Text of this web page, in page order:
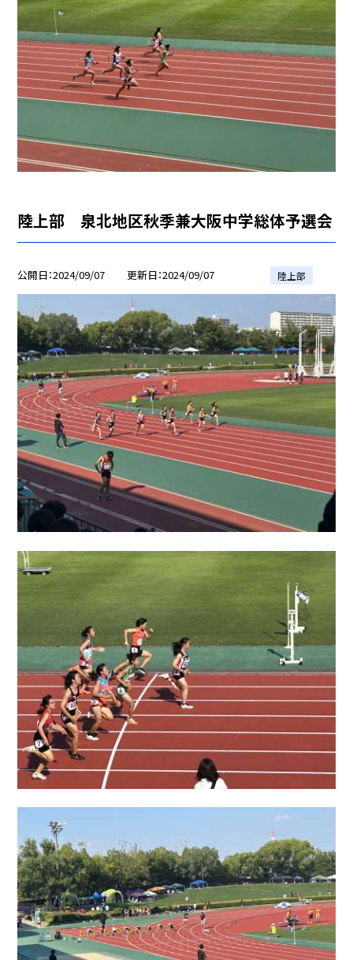
陸上部 泉北地区秋季兼大阪中学総体予選会
公開日 2024/09/07 更新日 2024/09/07 陸上部